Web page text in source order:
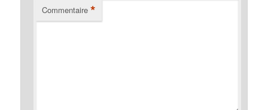
Commentaire *